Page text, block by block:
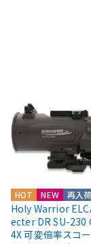
HOT NEW 再入荷
Holy Warrior
ecter DR SU-230
4X 可変倍率スコ